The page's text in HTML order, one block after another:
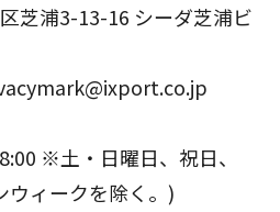
芝浦3-13-16 シーダ芝浦ビ
※土・日曜日、祝日、
ウィークを除く。)